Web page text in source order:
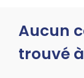
Aucun
trouvé